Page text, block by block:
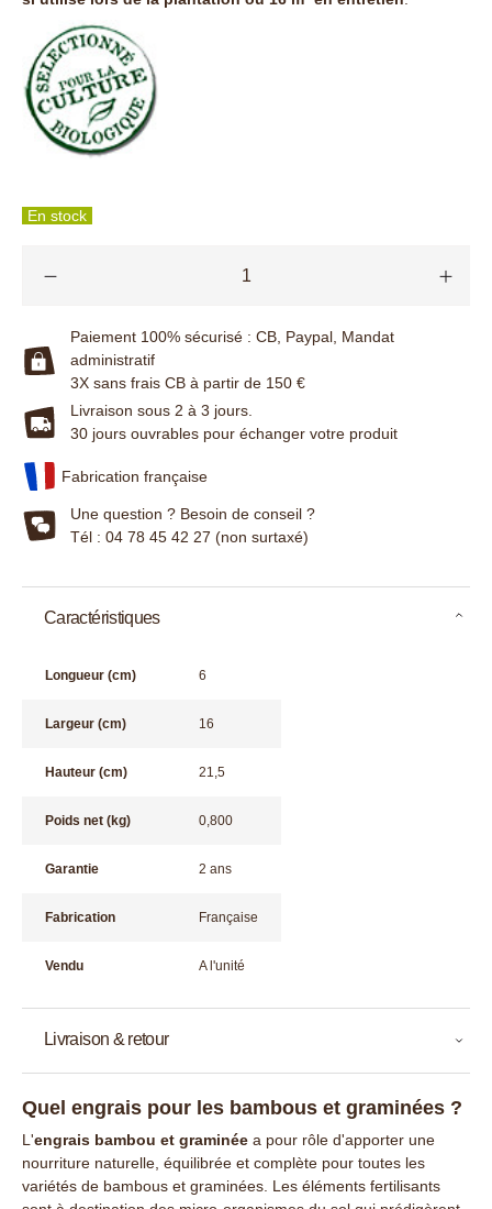
En stock
Paiement 100% sécurisé : CB, Paypal, Mandat
administratif
3X sans frais CB à partir de 150 €
Livraison sous 2 à 3 jours.
30 jours ouvrables pour échanger votre produit
Fabrication française
Une question ? Besoin de conseil ?
Tél : 04 78 45 42 27 (non surtaxé)
Quel engrais pour les bambous et graminées ?
L'engrais bambou et graminée a pour rôle d'apporter une
nourriture naturelle, équilibrée et complète pour toutes les
variétés de bambous et graminées. Les éléments fertilisants
Caractéristiques
Longueur (cm) 6
Largeur (cm) 16
Hauteur (cm) 21,5
Poids net (kg) 0,800
Garantie 2 ans
Fabrication Française
Vendu A l'unité
Livraison & retour